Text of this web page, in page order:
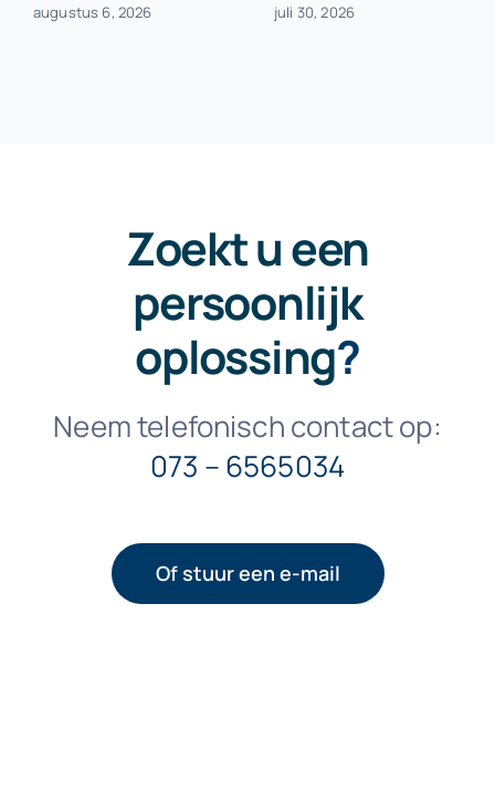
augustus 6, 2026 juli 30, 2026
Zoekt u een
persoonlijk
oplossing?
Neem telefonisch contact op:
073 – 6565034
Of stuur een e-mail